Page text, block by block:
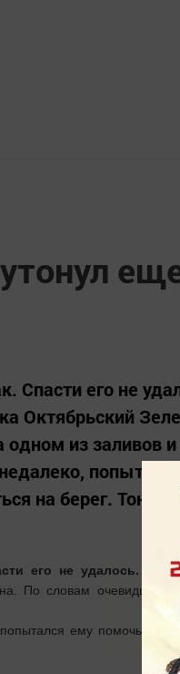
Спасти его не
Октябрьский
из заливов
на берег.
его не удалось.
37-
По словам
ему помочь,